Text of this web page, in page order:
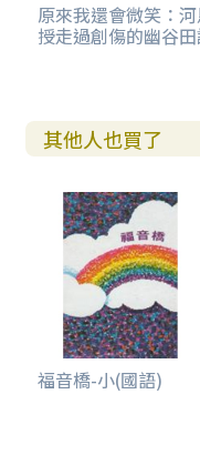
原來我還會微笑：
授走過創傷的幽谷
其他人也買了
福音橋-小(國語)